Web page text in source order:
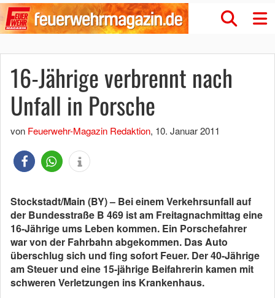
16-Jährige verbrennt nach
Unfall in Porsche
von Feuerwehr-Magazin Redaktion, 10. Januar 2011
Stockstadt/Main (BY) – Bei einem Verkehrsunfall auf
der Bundesstraße B 469 ist am Freitagnachmittag eine
16-Jährige ums Leben kommen. Ein Porschefahrer
war von der Fahrbahn abgekommen. Das Auto
überschlug sich und fing sofort Feuer. Der 40-Jährige
am Steuer und eine 15-jährige Beifahrerin kamen mit
schweren Verletzungen ins Krankenhaus.